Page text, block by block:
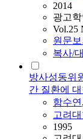
2014
광고
Vol.25
원문보
복사/
방사성동위
간 질환에
함수연,
고려
1995